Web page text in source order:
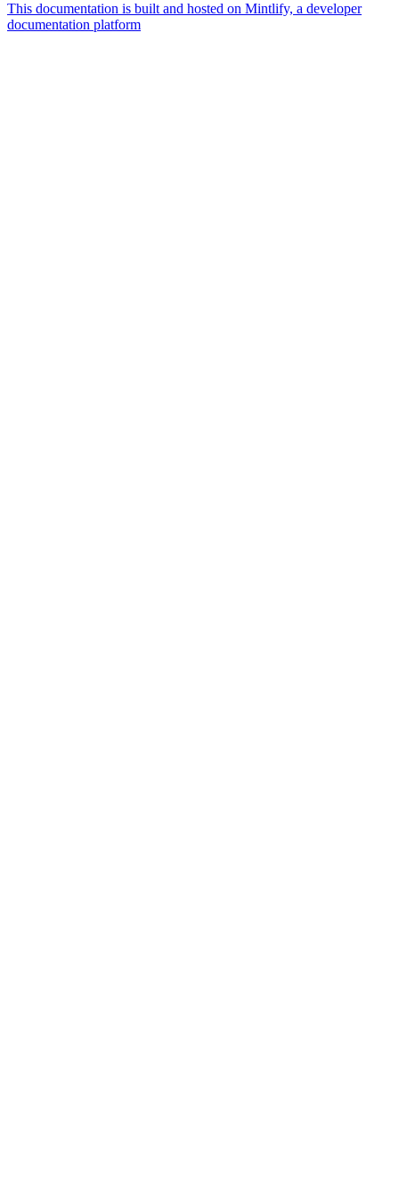
This documentation is built and hosted on Mintlify, a developer
documentation platform